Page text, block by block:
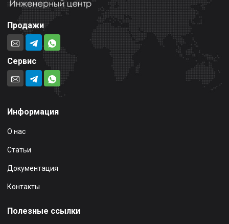
Продажи
Сервис
Информация
О нас
Статьи
Документация
Контакты
Полезные ссылки